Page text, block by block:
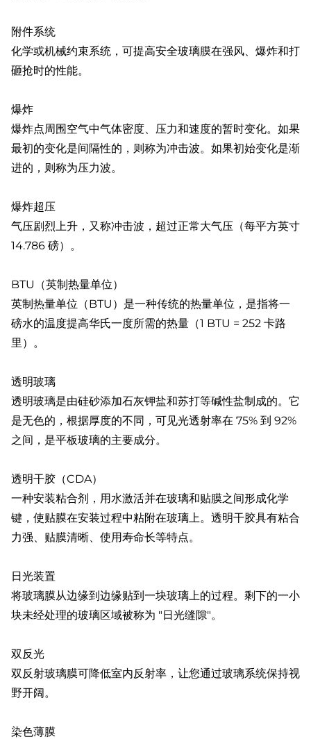
附件系统
化学或机械约束系统，可提高安全玻璃膜在强风、爆炸和打
砸抢时的性能。
爆炸
爆炸点周围空气中气体密度、压力和速度的暂时变化。如果
最初的变化是间隔性的，则称为冲击波。如果初始变化是渐
进的，则称为压力波。
爆炸超压
气压剧烈上升，又称冲击波，超过正常大气压（每平方英寸
14.786 磅）。
BTU（英制热量单位）
英制热量单位（BTU）是一种传统的热量单位，是指将一
磅水的温度提高华氏一度所需的热量（1 BTU = 252 卡路
里）。
透明玻璃
透明玻璃是由硅砂添加石灰钾盐和苏打等碱性盐制成的。它
是无色的，根据厚度的不同，可见光透射率在 75% 到 92%
之间，是平板玻璃的主要成分。
透明干胶（CDA）
一种安装粘合剂，用水激活并在玻璃和贴膜之间形成化学
键，使贴膜在安装过程中粘附在玻璃上。透明干胶具有粘合
力强、贴膜清晰、使用寿命长等特点。
日光装置
将玻璃膜从边缘到边缘贴到一块玻璃上的过程。剩下的一小
块未经处理的玻璃区域被称为 "日光缝隙"。
双反光
双反射玻璃膜可降低室内反射率，让您通过玻璃系统保持视
野开阔。
染色薄膜